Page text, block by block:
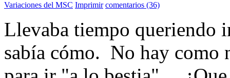
Variaciones del MSC Imprimir comentarios (36)
Llevaba tiempo queriendo
sabía cómo. No hay como